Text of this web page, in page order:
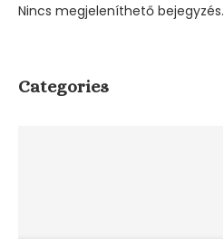
Nincs megjeleníthető bejegyzés.
Categories